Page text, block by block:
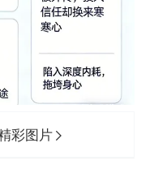
彩图片